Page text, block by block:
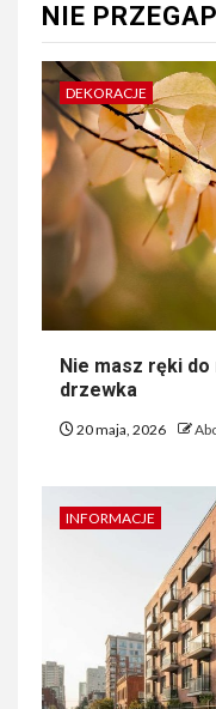
NIE PRZEGAP
DEKORACJE
Nie masz ręki
drzewka
20 maja, 2026
INFORMACJE